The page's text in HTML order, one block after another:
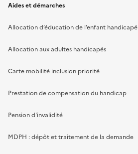
Aides et démarches
Allocation d’éducation de l’enfant handicapé
Allocation aux adultes handicapés
Carte mobilité inclusion priorité
Prestation de compensation du handicap
Pension d'invalidité
MDPH : dépôt et traitement de la demande